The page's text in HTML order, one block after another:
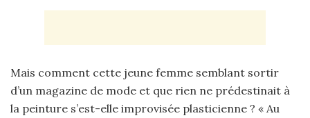
Mais comment cette jeune femme semblant sortir
d’un magazine de mode et que rien ne prédestinait à
la peinture s’est-elle improvisée plasticienne ? « Au